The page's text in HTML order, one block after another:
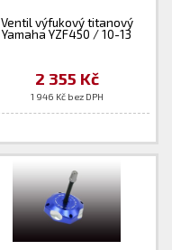
Ventil výfukový titanový
Yamaha YZF450 / 10-13
2 355 Kč
1 946 Kč bez DPH